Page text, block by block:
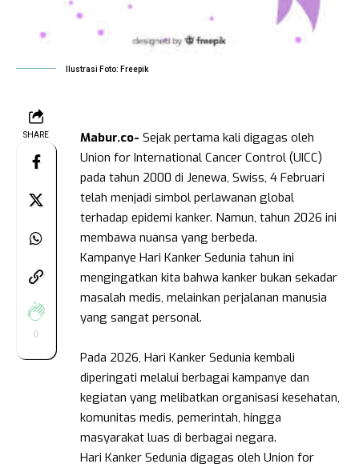
Ilustrasi Foto: Freepik
SHARE
0
Mabur.co- Sejak pertama kali digagas oleh
Union for International Cancer Control (UICC)
pada tahun 2000 di Jenewa, Swiss, 4 Februari
telah menjadi simbol perlawanan global
terhadap epidemi kanker. Namun, tahun 2026 ini
membawa nuansa yang berbeda.
Kampanye Hari Kanker Sedunia tahun ini
mengingatkan kita bahwa kanker bukan sekadar
masalah medis, melainkan perjalanan manusia
yang sangat personal.
Pada 2026, Hari Kanker Sedunia kembali
diperingati melalui berbagai kampanye dan
kegiatan yang melibatkan organisasi kesehatan,
komunitas medis, pemerintah, hingga
masyarakat luas di berbagai negara.
Hari Kanker Sedunia digagas oleh Union for